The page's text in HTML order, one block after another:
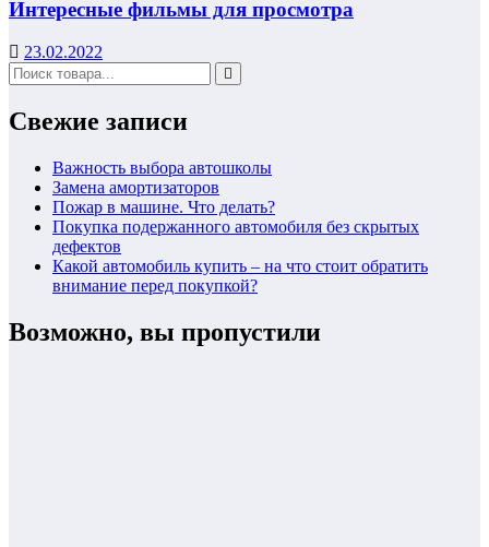
Интересные фильмы для просмотра
23.02.2022
Свежие записи
Важность выбора автошколы
Замена амортизаторов
Пожар в машине. Что делать?
Покупка подержанного автомобиля без скрытых
дефектов
Какой автомобиль купить – на что стоит обратить
внимание перед покупкой?
Возможно, вы пропустили